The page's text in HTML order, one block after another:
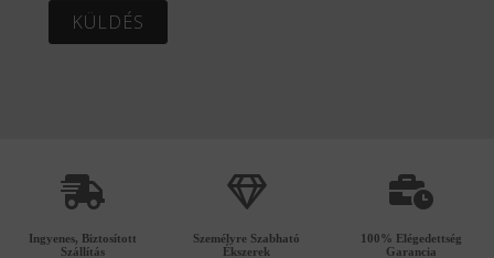
KÜLDÉS
Ingyenes, Biztosított
Szállítás
Személyre Szabható
Ékszerek
100% Elégedettség
Garancia